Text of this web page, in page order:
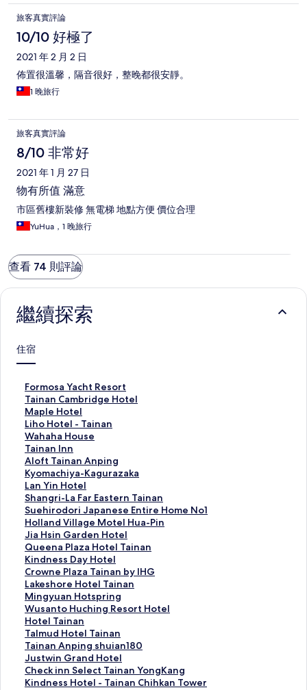
旅客真實評論
10/10 好極了
2021 年 2 月 2 日
佈置很溫馨，隔音很好，整晚都很安靜。
1 晚旅行
旅客真實評論
8/10 非常好
2021 年 1 月 27 日
物有所值 滿意
市區舊樓新裝修 無電梯 地點方便 價位合理
YuHua，1 晚旅行
查看 74 則評論
繼續探索
住宿
Formosa Yacht Resort
F
o
r
m
o
s
a
Y
a
c
h
t
R
e
s
o
r
t
的
連
結
Tainan Cambridge Hotel
T
a
i
n
a
n
C
a
m
b
r
i
d
g
e
H
o
t
e
l
的
連
結
Maple Hotel
M
a
p
l
e
H
o
t
e
l
的
連
結
Liho Hotel - Tainan
L
i
h
o
H
o
t
e
l
-
T
a
i
n
a
n
的
連
結
Wahaha House
W
a
h
a
h
a
H
o
u
s
e
的
連
結
Tainan Inn
T
a
i
n
a
n
I
n
n
的
連
結
Aloft Tainan Anping
A
l
o
f
t
T
a
i
n
a
n
A
n
p
i
n
g
的
連
Kyomachiya-Kagurazaka
K
y
o
m
a
c
h
i
y
a
-
K
a
g
u
r
a
z
Lan Yin Hotel
L
a
n
Y
i
n
H
o
t
e
l
的
連
結
Shangri-La Far Eastern Tainan
S
h
a
n
g
r
i
-
L
a
F
a
r
E
a
s
Suehirodori Japanese Entire Home No1
S
u
e
h
i
r
o
d
o
r
i
J
a
p
a
Holland Village Motel Hua-Pin
H
o
l
l
a
n
d
V
i
l
l
a
g
e
Jia Hsin Garden Hotel
J
i
a
H
s
i
n
G
a
r
d
e
n
Queena Plaza Hotel Tainan
Q
u
e
e
n
a
P
l
a
z
a
H
Kindness Day Hotel
K
i
n
d
n
e
s
s
D
a
y
Crowne Plaza Tainan by IHG
C
r
o
w
n
e
P
l
a
z
Lakeshore Hotel Tainan
L
a
k
e
s
h
o
r
e
Mingyuan Hotspring
M
i
n
g
y
u
a
n
Wusanto Huching Resort Hotel
W
u
s
a
n
t
o
Hotel Tainan
H
o
t
e
l
T
Talmud Hotel Tainan
T
a
l
m
u
Tainan Anping shuian180
T
a
i
n
Justwin Grand Hotel
J
u
s
Check inn Select Tainan YongKang
C
h
Kindness Hotel - Tainan Chihkan Tower
K